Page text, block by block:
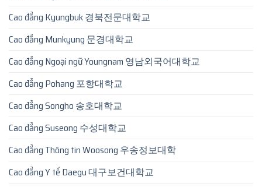
Cao đẳng Kyungbuk 경북전문대학교
Cao đẳng Munkyung 문경대학교
Cao đẳng Ngoại ngữ Youngnam 영남외국어대학교
Cao đẳng Pohang 포항대학교
Cao đẳng Songho 송호대학교
Cao đẳng Suseong 수성대학교
Cao đẳng Thông tin Woosong 우송정보대학
Cao đẳng Y tế Daegu 대구보건대학교